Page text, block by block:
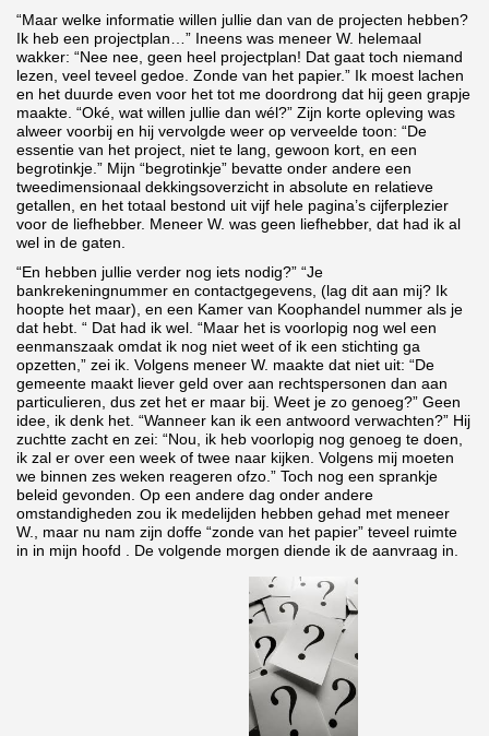
“Maar welke informatie willen jullie dan van de projecten hebben?
Ik heb een projectplan…” Ineens was meneer W. helemaal
wakker: “Nee nee, geen heel projectplan! Dat gaat toch niemand
lezen, veel teveel gedoe. Zonde van het papier.” Ik moest lachen
en het duurde even voor het tot me doordrong dat hij geen grapje
maakte. “Oké, wat willen jullie dan wél?” Zijn korte opleving was
alweer voorbij en hij vervolgde weer op verveelde toon: “De
essentie van het project, niet te lang, gewoon kort, en een
begrotinkje.” Mijn “begrotinkje” bevatte onder andere een
tweedimensionaal dekkingsoverzicht in absolute en relatieve
getallen, en het totaal bestond uit vijf hele pagina’s cijferplezier
voor de liefhebber. Meneer W. was geen liefhebber, dat had ik al
wel in de gaten.
“En hebben jullie verder nog iets nodig?” “Je
bankrekeningnummer en contactgegevens, (lag dit aan mij? Ik
hoopte het maar), en een Kamer van Koophandel nummer als je
dat hebt. “ Dat had ik wel. “Maar het is voorlopig nog wel een
eenmanszaak omdat ik nog niet weet of ik een stichting ga
opzetten,” zei ik. Volgens meneer W. maakte dat niet uit: “De
gemeente maakt liever geld over aan rechtspersonen dan aan
particulieren, dus zet het er maar bij. Weet je zo genoeg?” Geen
idee, ik denk het. “Wanneer kan ik een antwoord verwachten?” Hij
zuchtte zacht en zei: “Nou, ik heb voorlopig nog genoeg te doen,
ik zal er over een week of twee naar kijken. Volgens mij moeten
we binnen zes weken reageren ofzo.” Toch nog een sprankje
beleid gevonden. Op een andere dag onder andere
omstandigheden zou ik medelijden hebben gehad met meneer
W., maar nu nam zijn doffe “zonde van het papier” teveel ruimte
in in mijn hoofd . De volgende morgen diende ik de aanvraag in.